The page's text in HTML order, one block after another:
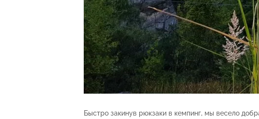
Быстро закинув рюкзаки в кемпинг, мы весело